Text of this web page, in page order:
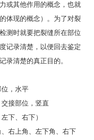
或其他作用的概念，也就
体现的概念）。为了对裂
测时就要把裂缝所在部位
记录清楚，以便回去鉴定
录清楚的真正目的。
，水平
接部位，竖直
下、右下）
右上角、左下角、右下